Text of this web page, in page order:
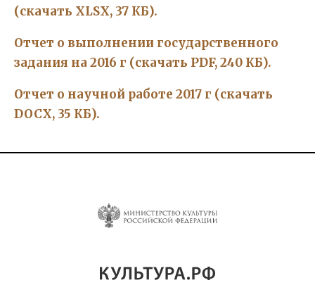
(скачать XLSX, 37 КБ).
Отчет о выполнении государственного
задания на 2016 г (скачать PDF, 240 КБ).
Отчет о научной работе 2017 г (скачать
DOCX, 35 КБ).